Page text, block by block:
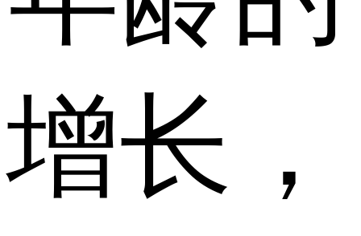
增长，